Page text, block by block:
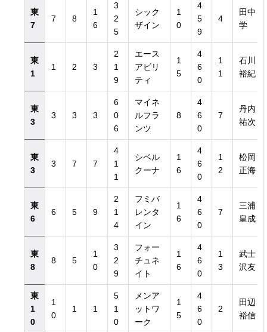
東
7
7 8
1
6
3
2
5
シック
ザイン
1
0
4
5
9
4
田中
学
東
1
1 2 3
2
1
9
エース
アビリ
ティ
1
5
4
6
0
1
1
石川
裕紀
東
3
3 3 3
6
0
6
マイネ
ルフラ
ンツ
8
4
6
0
7
丹内
祐次
東
3
3 7 7
4
1
1
シベル
クーナ
1
6
4
6
0
1
2
松岡
正海
東
6
6 5 9
2
1
4
フミバ
レンタ
イン
1
6
4
6
0
7
三浦
皇成
東
8
8 5
1
0
3
2
9
フォー
チュネ
イト
1
6
4
6
0
1
3
武士
沢友
東
1
0
1
0
1 1
5
1
0
メンア
ットワ
ーク
1
5
4
6
0
2
田辺
裕信